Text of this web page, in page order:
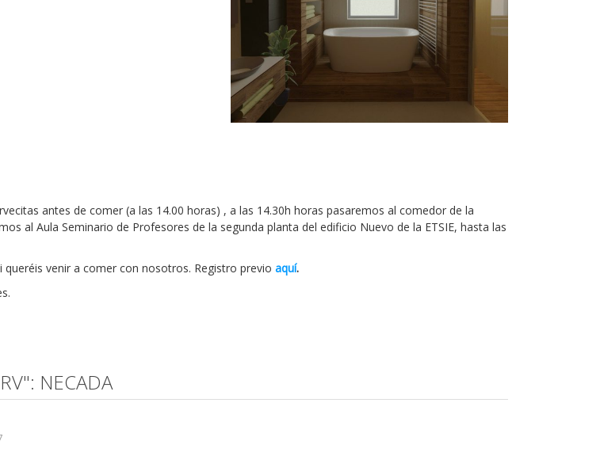
antes de comer (a las 14.00 horas) , a las 14.30h horas pasaremos al comedor de la
al Aula Seminario de Profesores de la segunda planta del edificio Nuevo de la ETSIE, hasta las
venir a comer con nosotros. Registro previo aquí.
NECADA